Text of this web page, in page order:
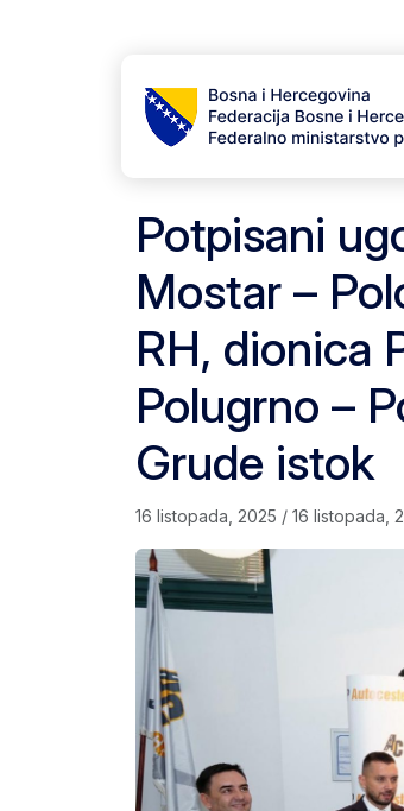
Potpisani
Mostar –
RH, dionica
Polugrno –
Grude istok
16 listopada, 2025 / 16 listopada,